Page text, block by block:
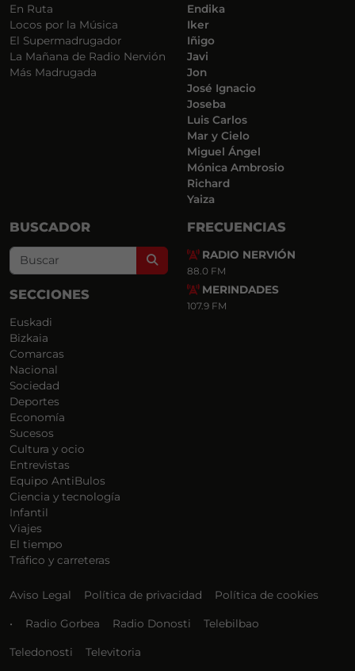
En Ruta
Locos por la Música
El Supermadrugador
La Mañana de Radio Nervión
Más Madrugada
Endika
Iker
Iñigo
Javi
Jon
José Ignacio
Joseba
Luis Carlos
Mar y Cielo
Miguel Ángel
Mónica Ambrosio
Richard
Yaiza
BUSCADOR
Search
SECCIONES
Euskadi
Bizkaia
Comarcas
Nacional
Sociedad
Deportes
Economía
Sucesos
Cultura y ocio
Entrevistas
Equipo AntiBulos
Ciencia y tecnología
Infantil
Viajes
El tiempo
Tráfico y carreteras
FRECUENCIAS
RADIO NERVIÓN
88.0 FM
MERINDADES
107.9 FM
Aviso Legal Política de privacidad Política de cookies
• Radio Gorbea Radio Donosti Telebilbao
Teledonosti Televitoria